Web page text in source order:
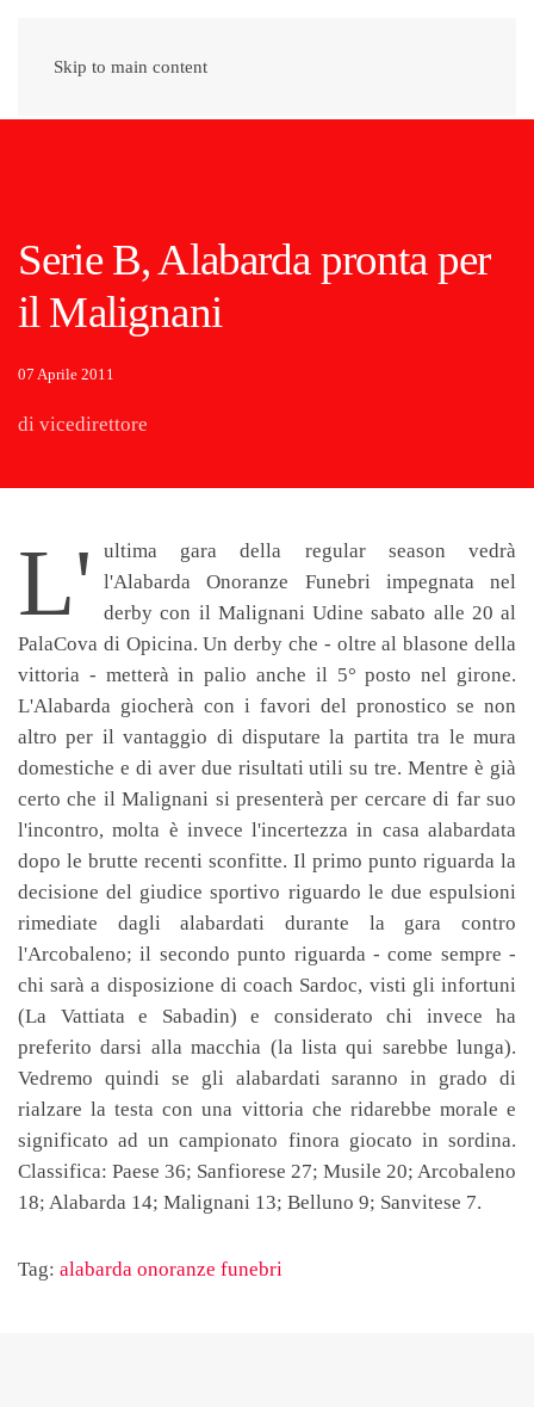
Skip to main content
Serie B, Alabarda pronta per
il Malignani
07 Aprile 2011
di vicedirettore
L'
ultima gara della regular season vedrà
l'Alabarda Onoranze Funebri impegnata nel
derby con il Malignani Udine sabato alle 20 al
PalaCova di Opicina. Un derby che - oltre al blasone della
vittoria - metterà in palio anche il 5° posto nel girone.
L'Alabarda giocherà con i favori del pronostico se non
altro per il vantaggio di disputare la partita tra le mura
domestiche e di aver due risultati utili su tre. Mentre è già
certo che il Malignani si presenterà per cercare di far suo
l'incontro, molta è invece l'incertezza in casa alabardata
dopo le brutte recenti sconfitte. Il primo punto riguarda la
decisione del giudice sportivo riguardo le due espulsioni
rimediate dagli alabardati durante la gara contro
l'Arcobaleno; il secondo punto riguarda - come sempre -
chi sarà a disposizione di coach Sardoc, visti gli infortuni
(La Vattiata e Sabadin) e considerato chi invece ha
preferito darsi alla macchia (la lista qui sarebbe lunga).
Vedremo quindi se gli alabardati saranno in grado di
rialzare la testa con una vittoria che ridarebbe morale e
significato ad un campionato finora giocato in sordina.
Classifica: Paese 36; Sanfiorese 27; Musile 20; Arcobaleno
18; Alabarda 14; Malignani 13; Belluno 9; Sanvitese 7.
Tag: alabarda onoranze funebri